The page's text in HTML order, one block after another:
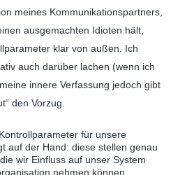
meines Kommunikationspartners,
ausgemachten Idioten hält,
klar von außen. Ich
auch darüber lachen (wenn ich
innere Verfassung jedoch gibt
den Vorzug.
für unsere
auf der Hand: diese stellen genau
wir Einfluss auf unser System
nehmen können.